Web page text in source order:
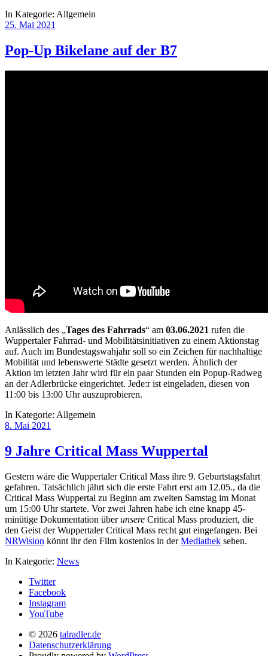
In Kategorie: Allgemein
25. Mai 2021
Pop-Up Bikelane auf der B7
Anlässlich des „Tages des Fahrrads“ am 03.06.2021 rufen die
Wuppertaler Fahrrad- und Mobilitätsinitiativen zu einem Aktionstag
auf. Auch im Bundestagswahjahr soll so ein Zeichen für nachhaltige
Mobilität und lebenswerte Städte gesetzt werden. Ähnlich der
Aktion im letzten Jahr wird für ein paar Stunden ein Popup-Radweg
an der Adlerbrücke eingerichtet. Jede:r ist eingeladen, diesen von
11:00 bis 13:00 Uhr auszuprobieren.
In Kategorie: Allgemein
8. Mai 2021
9 Jahre Critical Mass Wuppertal
Gestern wäre die Wuppertaler Critical Mass ihre 9. Geburtstagsfahrt
gefahren. Tatsächlich jährt sich die erste Fahrt erst am 12.05., da die
Critical Mass Wuppertal zu Beginn am zweiten Samstag im Monat
um 15:00 Uhr startete. Vor zwei Jahren habe ich eine knapp 45-
minütige Dokumentation überunsere Critical Mass produziert, die
den Geist der Wuppertaler Critical Mass recht gut eingefangen. Bei
NRWision könnt ihr den Film kostenlos in derMediathek sehen.
In Kategorie: News
Twitter
Facebook
Instagram
YouTube
© 2026 talradler.de
Datenschutzerklärung